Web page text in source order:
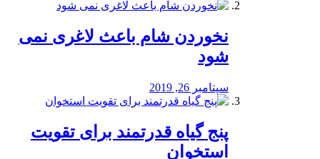
نخوردن شام باعث لاغری نمی
‌شود
سپتامبر 26, 2019
پنج گیاه قدرتمند برای تقویت
استخوان